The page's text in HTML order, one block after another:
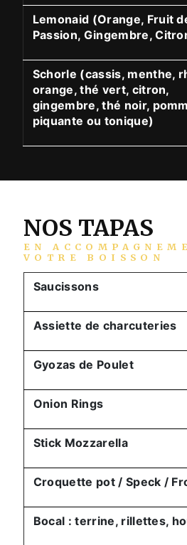
Lemonaid (Orange, Fruit
Passion, Gingembre,
Schorle (cassis, menthe,
orange, thé vert, citron,
gingembre, thé noir,
piquante ou tonique)
NOS TAPAS
EN
VOTRE BOISSON
Saucissons
Assiette de charcuteries
Gyozas de Poulet
Onion Rings
Stick Mozzarella
Croquette pot / Speck /
Bocal : terrine, rillettes,